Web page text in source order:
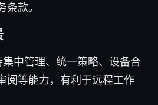
条款。
中管理、统一策略、设备合
阅等能力，有利于远程工作